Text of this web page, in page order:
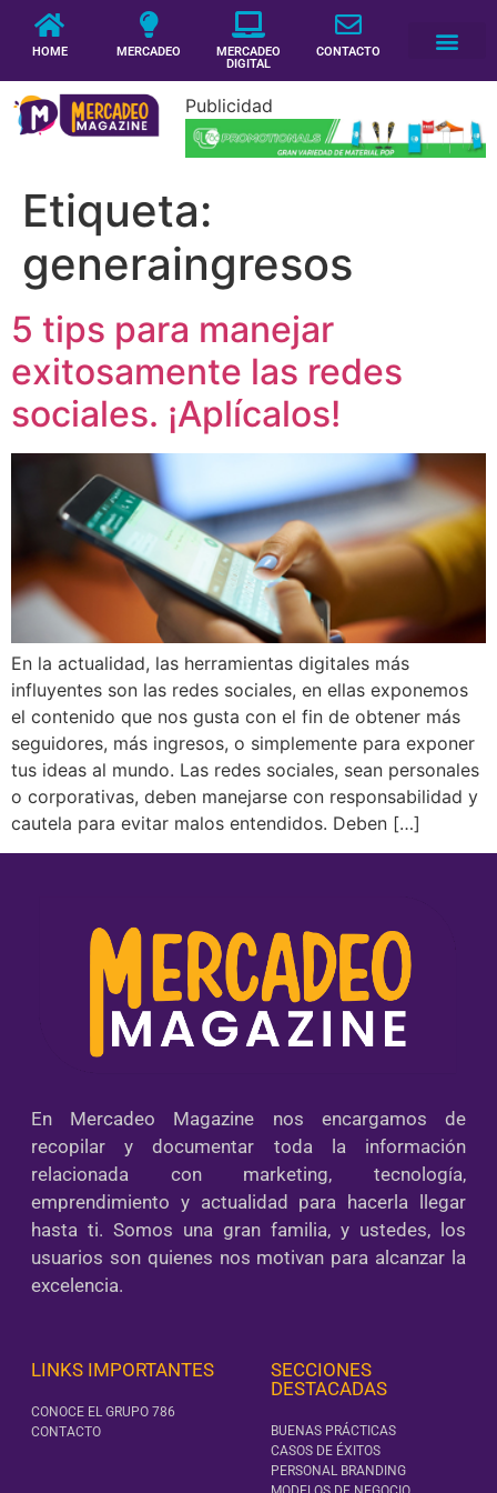
HOME MERCADEO
MERCADEO
DIGITAL
CONTACTO
Publicidad
Etiqueta:
generaingresos
5 tips para manejar
exitosamente las redes
sociales. ¡Aplícalos!
En la actualidad, las herramientas digitales más
influyentes son las redes sociales, en ellas exponemos
el contenido que nos gusta con el fin de obtener más
seguidores, más ingresos, o simplemente para exponer
tus ideas al mundo. Las redes sociales, sean personales
o corporativas, deben manejarse con responsabilidad y
cautela para evitar malos entendidos. Deben […]
En Mercadeo Magazine nos encargamos de
recopilar y documentar toda la información
relacionada con marketing, tecnología,
emprendimiento y actualidad para hacerla llegar
hasta ti. Somos una gran familia, y ustedes, los
usuarios son quienes nos motivan para alcanzar la
excelencia.
LINKS IMPORTANTES
CONOCE EL GRUPO 786
CONTACTO
SECCIONES
DESTACADAS
BUENAS PRÁCTICAS
CASOS DE ÉXITOS
PERSONAL BRANDING